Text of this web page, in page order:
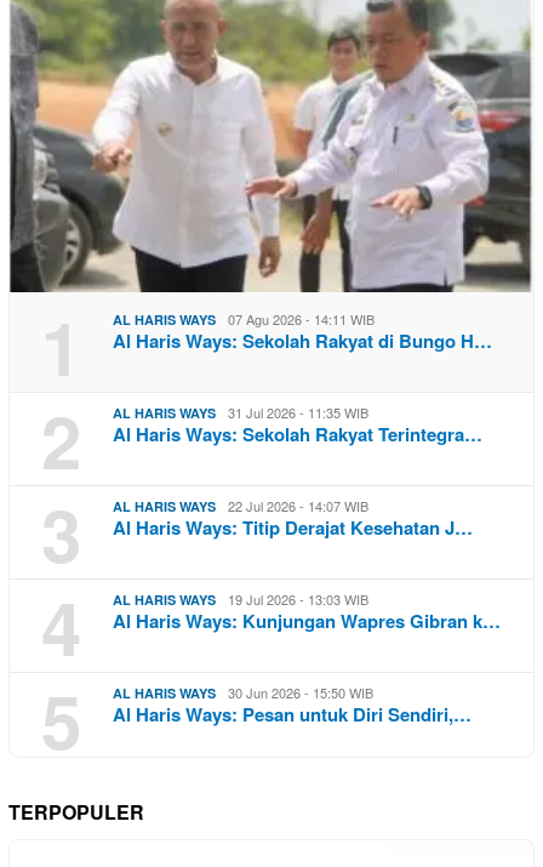
1 AL HARIS WAYS 07 Agu 2026 - 14:11 WIB
Al Haris Ways: Sekolah Rakyat di Bungo H…
2 AL HARIS WAYS 31 Jul 2026 - 11:35 WIB
Al Haris Ways: Sekolah Rakyat Terintegra…
3 AL HARIS WAYS 22 Jul 2026 - 14:07 WIB
Al Haris Ways: Titip Derajat Kesehatan J…
4 AL HARIS WAYS 19 Jul 2026 - 13:03 WIB
Al Haris Ways: Kunjungan Wapres Gibran k…
5 AL HARIS WAYS 30 Jun 2026 - 15:50 WIB
Al Haris Ways: Pesan untuk Diri Sendiri,…
TERPOPULER